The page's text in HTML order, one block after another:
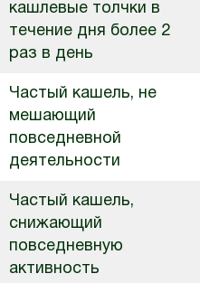
кашлевые толчки в
течение дня более 2
раз в день
Частый кашель, не
мешающий
повседневной
деятельности
Частый кашель,
снижающий
повседневную
активность